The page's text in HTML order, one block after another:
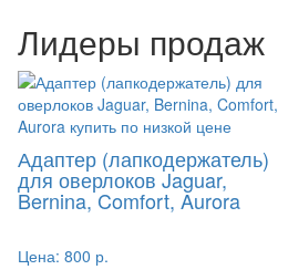
Лидеры продаж
Адаптер (лапкодержатель)
для оверлоков Jaguar,
Bernina, Comfort, Aurora
Цена: 800 р.